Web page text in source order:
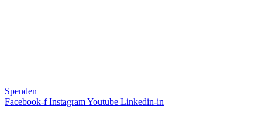
Spenden
Facebook-f InstagramYoutube Linkedin-in